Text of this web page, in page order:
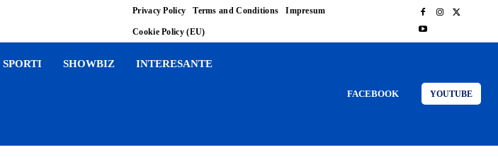
Privacy Policy Terms and Conditions Impresum
Cookie Policy (EU)
SPORTI SHOWBIZ INTERESANTE
FACEBOOK YOUTUBE